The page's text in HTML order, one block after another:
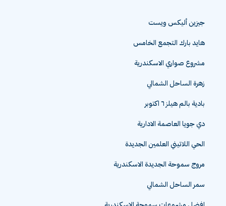
جيزين أليكس ويست
هايد بارك التجمع الخامس
مشروع صواري الاسكندرية
زهرة الساحل الشمالي
بادية بالم هيلز ٦ اكتوبر
دي جويا العاصمة الادارية
الحي اللاتيني العلمين الجديدة
مروج سموحة الجديدة الاسكندرية
سمر الساحل الشمالي